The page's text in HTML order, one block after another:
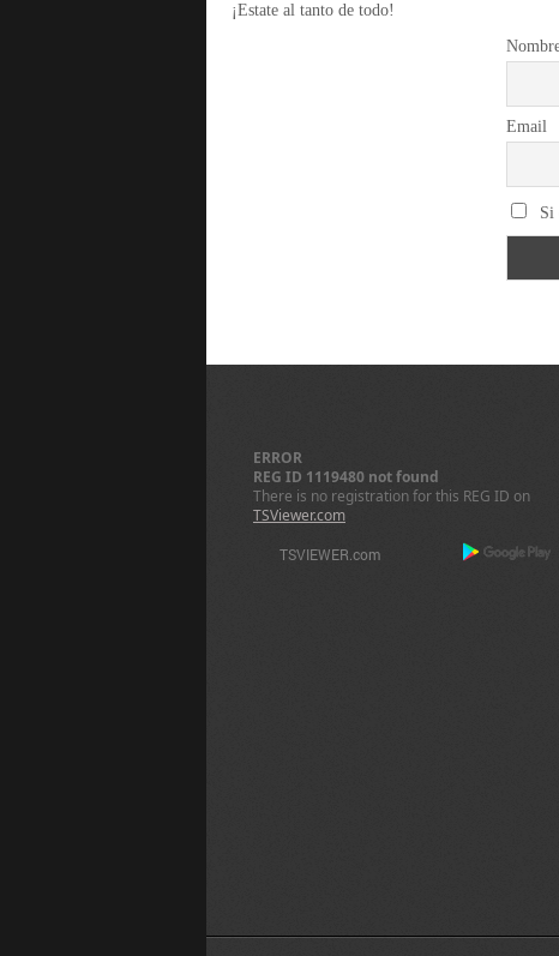
¡Estate al tanto de todo!
Email
Si
ERROR
REG ID 1119480 not found
There is no registration for this REG ID on
TSViewer.com